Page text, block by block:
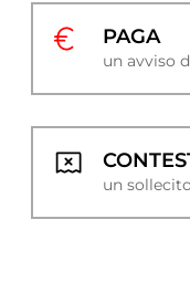
PAGA
un avviso
un